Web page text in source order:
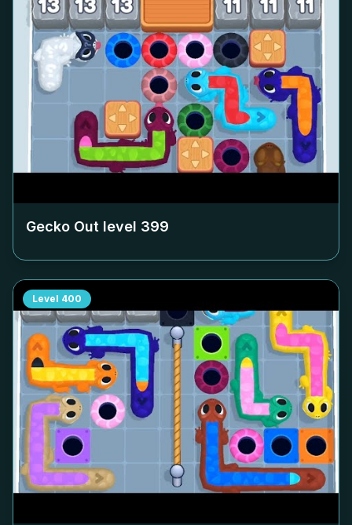
Gecko Out level 399
Level 400